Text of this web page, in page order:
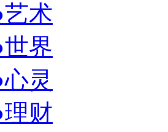
术
界
灵
财